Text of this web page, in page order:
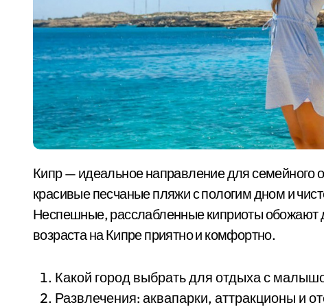
Кипр — идеальное направление для семейного отдыха. Тут приятный климат, много солнца,
красивые песчаные пляжи с пологим дном и
Неспешные, расслабленные киприоты обожают
возраста на Кипре приятно и комфортно.
Какой город выбрать для отдыха с
Развлечения: аквапарки, аттракционы и